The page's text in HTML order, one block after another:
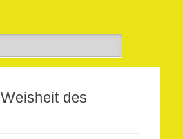
Weisheit des